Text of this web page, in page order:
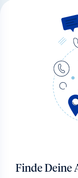
Finde Deine